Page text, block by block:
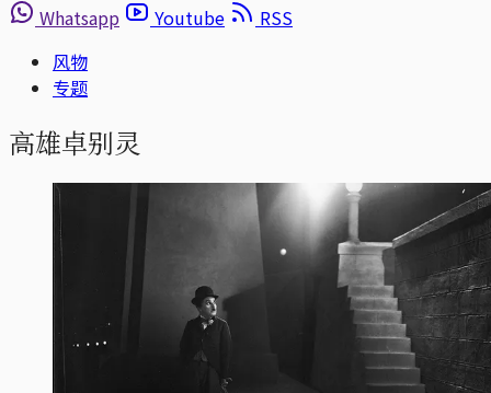
Whatsapp
Youtube
RSS
风物
专题
高雄卓别灵